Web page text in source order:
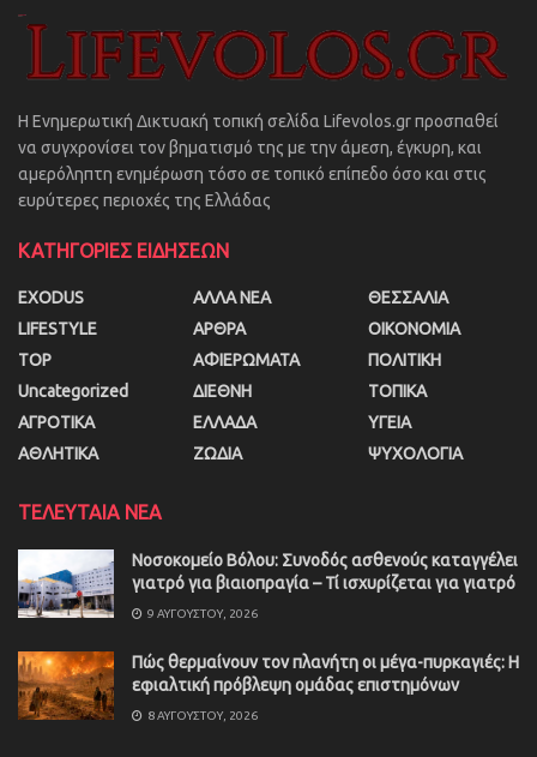
Η Ενημερωτική Δικτυακή τοπική σελίδα Lifevolos.gr προσπαθεί
να συγχρονίσει τον βηματισμό της με την άμεση, έγκυρη, και
αμερόληπτη ενημέρωση τόσο σε τοπικό επίπεδο όσο και στις
ευρύτερες περιοχές της Ελλάδας
ΚΑΤΗΓΟΡΙΕΣ ΕΙΔΗΣΕΩΝ
EXODUS
LIFESTYLE
TOP
Uncategorized
ΑΓΡΟΤΙΚΑ
ΑΘΛΗΤΙΚΑ
ΑΛΛΑ ΝΕΑ
ΑΡΘΡΑ
ΑΦΙΕΡΩΜΑΤΑ
ΔΙΕΘΝΗ
ΕΛΛΑΔΑ
ΖΩΔΙΑ
ΘΕΣΣΑΛΙΑ
ΟΙΚΟΝΟΜΙΑ
ΠΟΛΙΤΙΚΗ
ΤΟΠΙΚΑ
ΥΓΕΙΑ
ΨΥΧΟΛΟΓΙΑ
ΤΕΛΕΥΤΑΙΑ ΝΕΑ
Νοσοκομείο Βόλου: Συνοδός ασθενούς καταγγέλει
γιατρό για βιαιοπραγία – Τί ισχυρίζεται για γιατρό
9 ΑΥΓΟΎΣΤΟΥ, 2026
Πώς θερμαίνουν τον πλανήτη οι μέγα-πυρκαγιές: Η
εφιαλτική πρόβλεψη ομάδας επιστημόνων
8 ΑΥΓΟΎΣΤΟΥ, 2026